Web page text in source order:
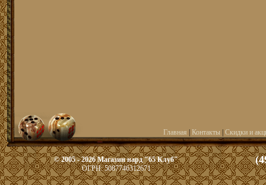
Главная Контакты| Скидки и
© 2005 - 2026 Магазин нард "65 Клуб"
ОГРН: 5087746312671